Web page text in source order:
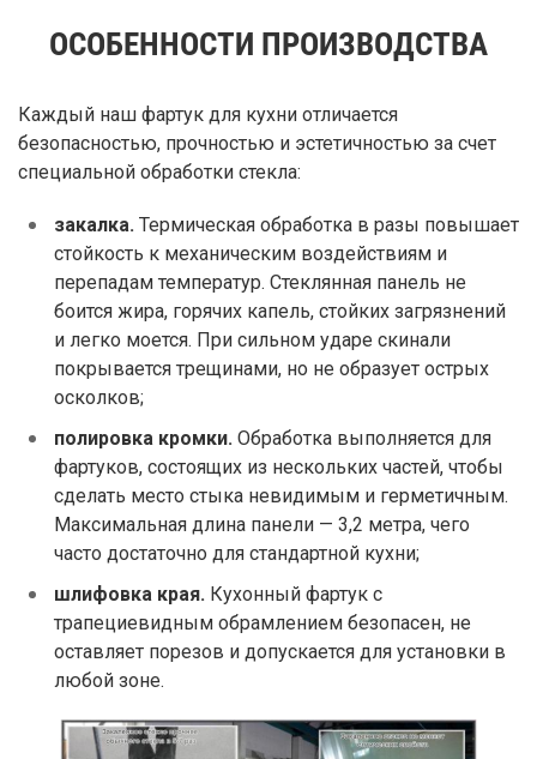
ОСОБЕННОСТИ ПРОИЗВОДСТВА
Каждый наш фартук для кухни отличается
безопасностью, прочностью и эстетичностью за счет
специальной обработки стекла:
закалка. Термическая обработка в разы повышает
стойкость к механическим воздействиям и
перепадам температур. Стеклянная панель не
боится жира, горячих капель, стойких загрязнений
и легко моется. При сильном ударе скинали
покрывается трещинами, но не образует острых
осколков;
полировка кромки. Обработка выполняется для
фартуков, состоящих из нескольких частей, чтобы
сделать место стыка невидимым и герметичным.
Максимальная длина панели — 3,2 метра, чего
часто достаточно для стандартной кухни;
шлифовка края. Кухонный фартук с
трапециевидным обрамлением безопасен, не
оставляет порезов и допускается для установки в
любой зоне.